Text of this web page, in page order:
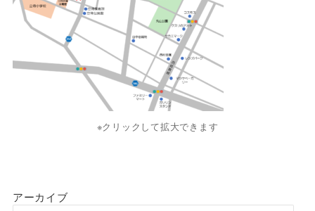
※クリックして拡大できます
アーカイブ